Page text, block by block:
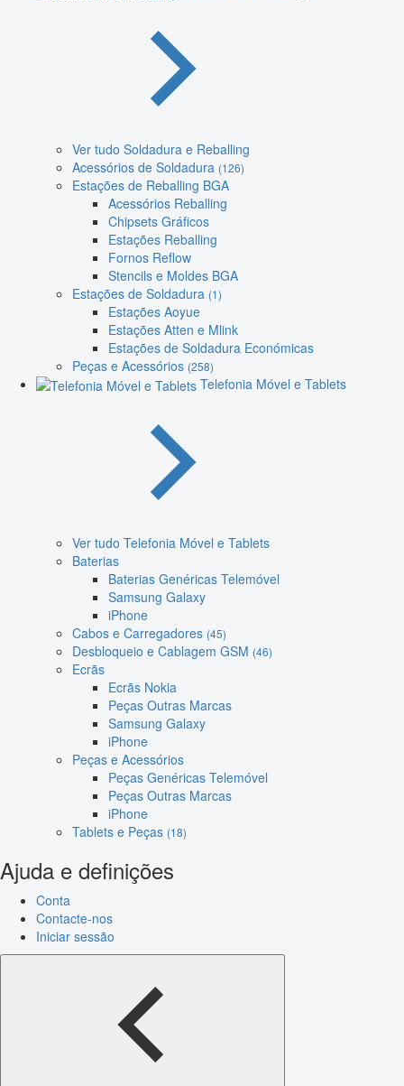
Ver tudo Soldadura e Reballing
Acessórios de Soldadura (126)
Estações de Reballing BGA
Acessórios Reballing
Chipsets Gráficos
Estações Reballing
Fornos Reflow
Stencils e Moldes BGA
Estações de Soldadura (1)
Estações Aoyue
Estações Atten e Mlink
Estações de Soldadura Económicas
Peças e Acessórios (258)
Telefonia Móvel e Tablets
Ver tudo Telefonia Móvel e Tablets
Baterias
Baterias Genéricas Telemóvel
Samsung Galaxy
iPhone
Cabos e Carregadores (45)
Desbloqueio e Cablagem GSM (46)
Ecrãs
Ecrãs Nokia
Peças Outras Marcas
Samsung Galaxy
iPhone
Peças e Acessórios
Peças Genéricas Telemóvel
Peças Outras Marcas
iPhone
Tablets e Peças (18)
Ajuda e definições
Conta
Contacte-nos
Iniciar sessão